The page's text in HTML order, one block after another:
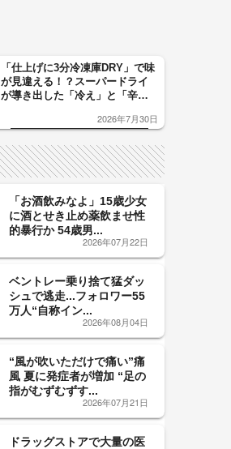
「仕上げに3分冷凍庫DRY」で味
が見違える！？スーパードライ
が導き出した「冷え」と「辛
した「辛口カーブ」が飲み頃の
2026年7月30日
「お酒飲みなよ」15歳少女
に酒とせき止め薬飲ませ性
的暴行か 54歳男...
2026年07月22日
ベントレー乗り捨て猛ダッ
シュで逃走...フォロワー55
万人“自称イン...
2026年08月04日
“風が吹いただけで痛い”痛
風 夏に発症者が増加 “足の
指がむずむずす...
2026年07月21日
ドラッグストアで大量の医